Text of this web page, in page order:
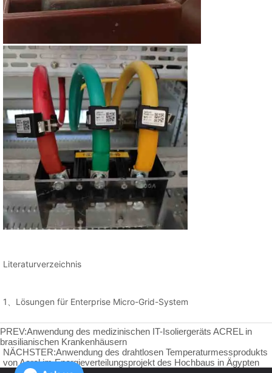
PREV:Anwendung des medizinischen IT-Isoliergeräts ACREL in
brasilianischen Krankenhäusern
NÄCHSTER:Anwendung des drahtlosen Temperaturmessprodukts
von Acrel im Energieverteilungsprojekt des Hochbaus in Ägypten